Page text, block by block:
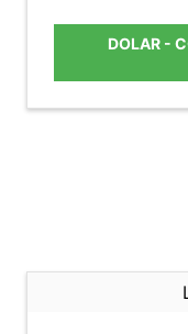
DOLAR -